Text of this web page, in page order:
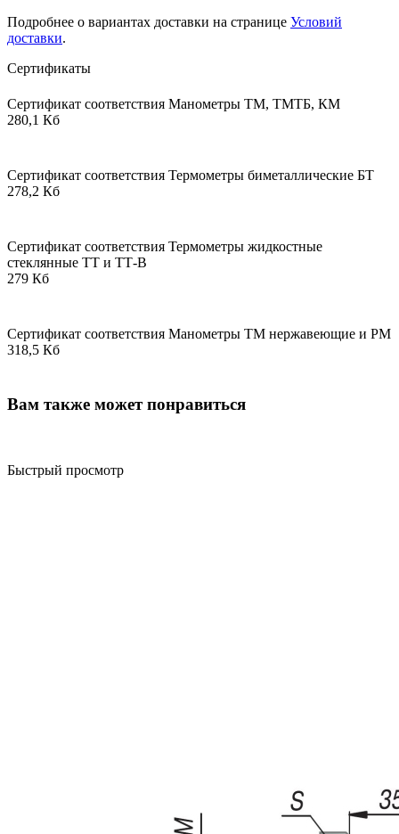
Подробнее о вариантах доставки на странице Условий
доставки.
Сертификаты
Сертификат соответствия Манометры ТМ, ТМТБ, КМ
280,1 Кб
Сертификат соответствия Термометры биметаллические БТ
278,2 Кб
Сертификат соответствия Термометры жидкостные
стеклянные ТТ и ТТ-В
279 Кб
Сертификат соответствия Манометры ТМ нержавеющие и РМ
318,5 Кб
Вам также может понравиться
Быстрый просмотр